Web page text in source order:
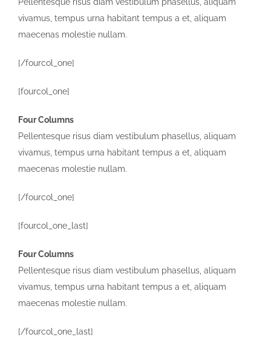
vivamus, tempus urna habitant tempus a et, aliquam
maecenas molestie nullam.
[/fourcol_one]
[fourcol_one]
Four Columns
Pellentesque risus diam vestibulum phasellus, aliquam
vivamus, tempus urna habitant tempus a et, aliquam
maecenas molestie nullam.
[/fourcol_one]
[fourcol_one_last]
Four Columns
Pellentesque risus diam vestibulum phasellus, aliquam
vivamus, tempus urna habitant tempus a et, aliquam
maecenas molestie nullam.
[/fourcol_one_last]